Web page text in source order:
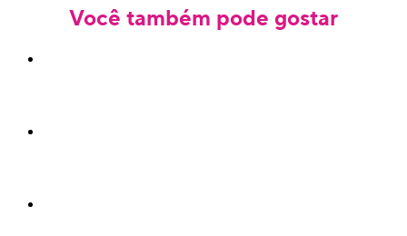
Você também pode gostar